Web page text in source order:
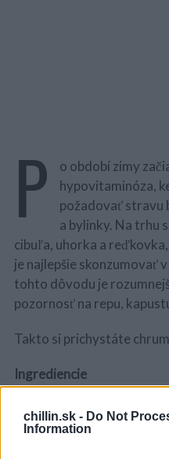
chillin.sk - Do Not
Information
P
o období zimy
hypovitaminóza,
požadovať stravu
a bylinky. Na trhu
cibuľa, uhorka a
je najlepšie skonzumovať
tohto dôvodu je
pozornosť na repu,
Takto si prichystáte
Ingrediencie
1 červená repa
1 cibuľa